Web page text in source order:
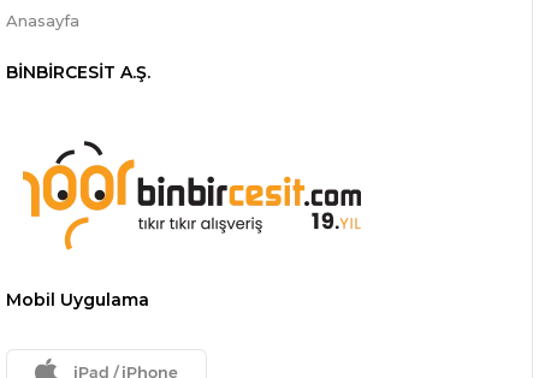
Anasayfa
BİNBİRCESİT A.Ş.
Mobil Uygulama